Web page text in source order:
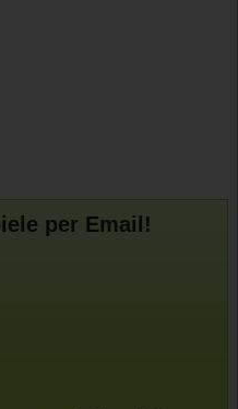
per Email!